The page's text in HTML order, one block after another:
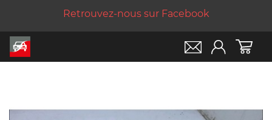
Retrouvez-nous sur Facebook